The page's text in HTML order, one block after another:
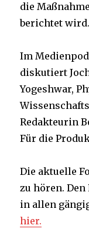
die
berichtet wird.
Im
diskutiert
Yogeshwar,
Redakteurin
Für die
Die aktuelle
zu hören.
in allen
hier.